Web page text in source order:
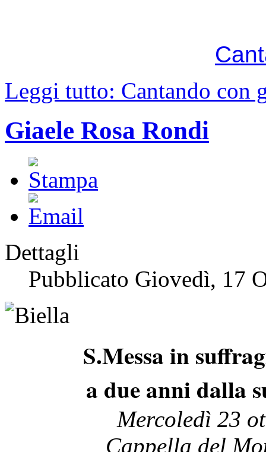
Leggi tutto: Cantando con
Giaele Rosa Rondi
Dettagli
Pubblicato Giovedì, 17
S.Messa in
a due anni dalla
Mercoledì 23
Cappella del